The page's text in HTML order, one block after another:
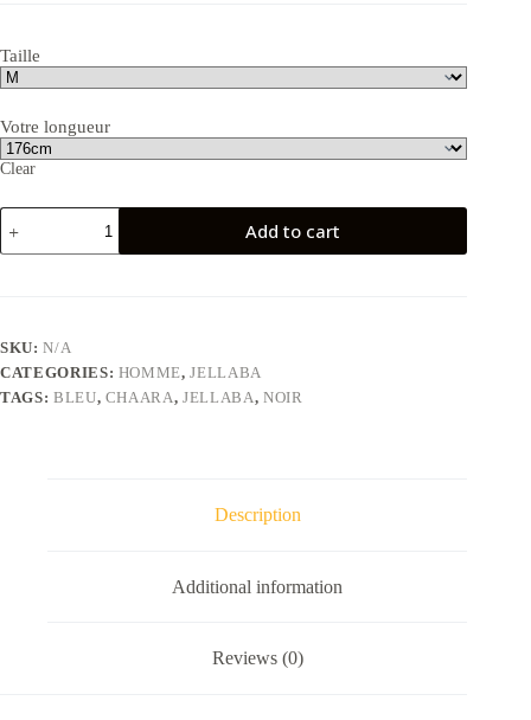
Taille
Votre longueur
Clear
Jellaba
hommes
chaara
grande
bande
bleue
Add to cart
SKU:N/A
CATEGORIES: HOMME,JELLABA
TAGS: BLEU, CHAARA,JELLABA, NOIR
Description
Additional information
Reviews (0)